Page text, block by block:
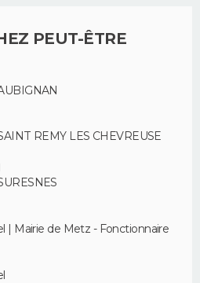
PEUT-ÊTRE
REMY LES CHEVREUSE
| Mairie de Metz - Fonctionnaire